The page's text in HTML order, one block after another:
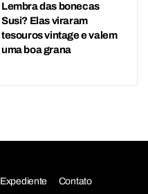
Lembra das bonecas
Susi? Elas viraram
tesouros vintage e valem
uma boa grana
Expediente Contato